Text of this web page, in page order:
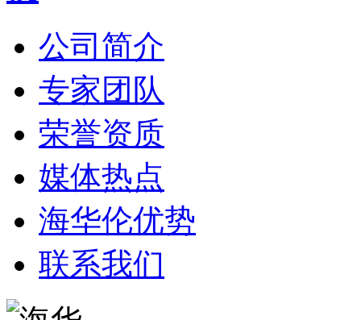
公司简介
专家团队
荣誉资质
媒体热点
海华伦优势
联系我们